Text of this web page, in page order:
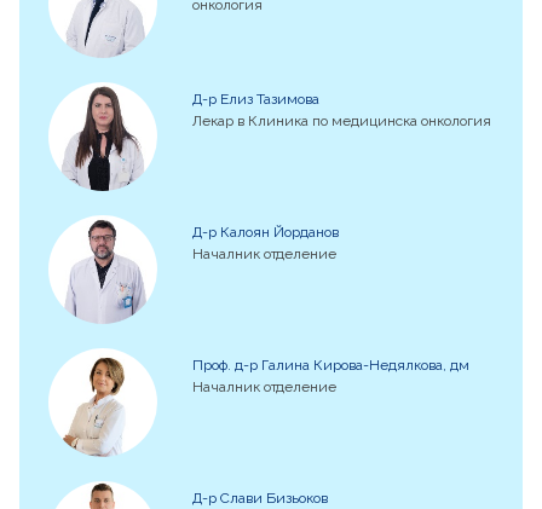
онкология
Д-р Елиз Тазимова
Лекар в Клиника по медицинска онкология
Д-р Калоян Йорданов
Началник отделение
Проф. д-р Галина Кирова-Недялкова, дм
Началник отделение
Д-р Слави Бизьоков